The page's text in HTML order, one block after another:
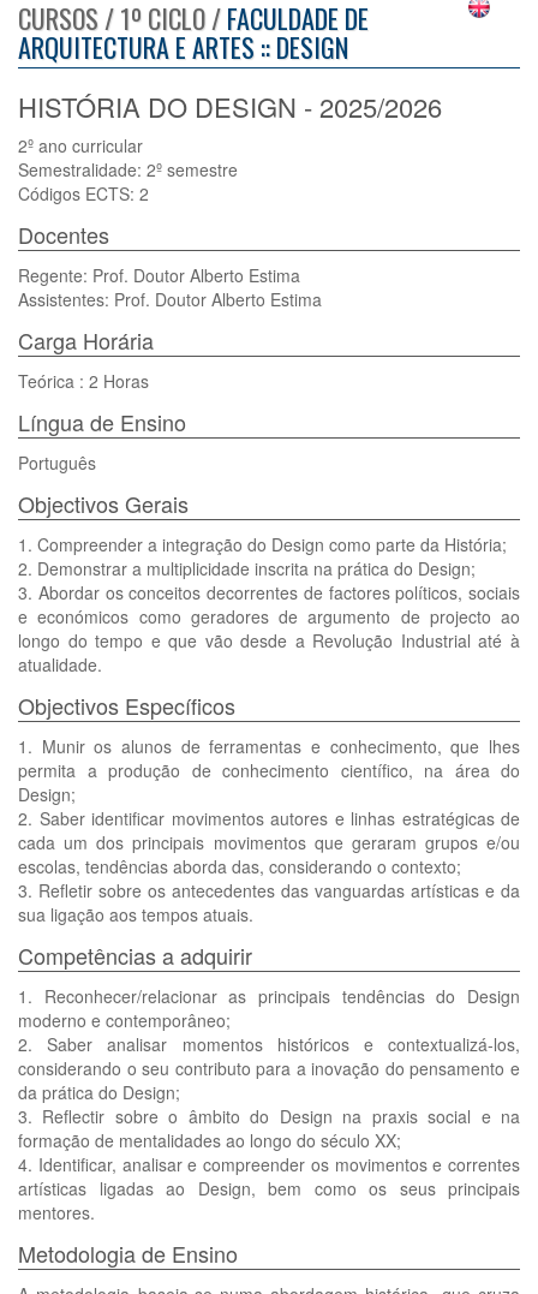
CURSOS / 1º CICLO /FACULDADE DE
ARQUITECTURA E ARTES :: DESIGN
HISTÓRIA DO DESIGN - 2025/2026
2º ano curricular
Semestralidade: 2º semestre
Códigos ECTS: 2
Docentes
Regente: Prof. Doutor Alberto Estima
Assistentes: Prof. Doutor Alberto Estima
Carga Horária
Teórica : 2 Horas
Língua de Ensino
Português
Objectivos Gerais
1. Compreender a integração do Design como parte da História;
2. Demonstrar a multiplicidade inscrita na prática do Design;
3. Abordar os conceitos decorrentes de factores políticos, sociais
e económicos como geradores de argumento de projecto ao
longo do tempo e que vão desde a Revolução Industrial até à
atualidade.
Objectivos Específicos
1. Munir os alunos de ferramentas e conhecimento, que lhes
permita a produção de conhecimento científico, na área do
Design;
2. Saber identificar movimentos autores e linhas estratégicas de
cada um dos principais movimentos que geraram grupos e/ou
escolas, tendências aborda das, considerando o contexto;
3. Refletir sobre os antecedentes das vanguardas artísticas e da
sua ligação aos tempos atuais.
Competências a adquirir
1. Reconhecer/relacionar as principais tendências do Design
moderno e contemporâneo;
2. Saber analisar momentos históricos e contextualizá-los,
considerando o seu contributo para a inovação do pensamento e
da prática do Design;
3. Reflectir sobre o âmbito do Design na praxis social e na
formação de mentalidades ao longo do século XX;
4. Identificar, analisar e compreender os movimentos e correntes
artísticas ligadas ao Design, bem como os seus principais
mentores.
Metodologia de Ensino